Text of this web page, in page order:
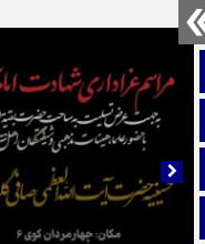
صفحه نخست
تماس با ما
ایتا